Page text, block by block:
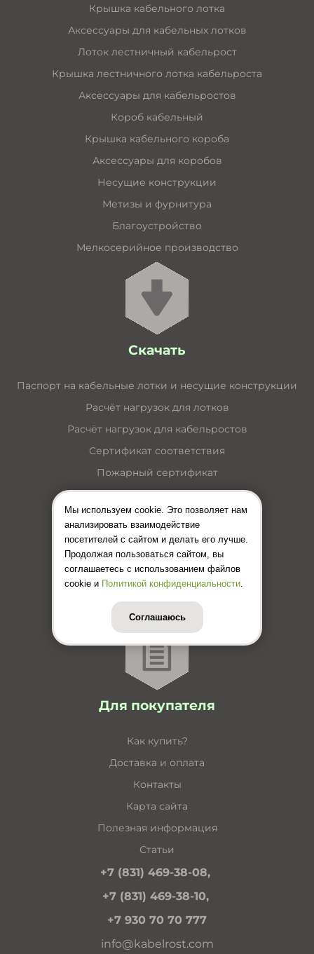
Крышка кабельного лотка
Аксессуары для кабельных лотков
Лоток лестничный кабельрост
Крышка лестничного лотка кабельроста
Аксессуары для кабельростов
Короб кабельный
Крышка кабельного короба
Аксессуары для коробов
Несущие конструкции
Метизы и фурнитура
Благоустройство
Мелкосерийное производство
Скачать
Паспорт на кабельные лотки и несущие конструкции
Расчёт нагрузок для лотков
Расчёт нагрузок для кабельростов
Сертификат соответствия
Пожарный сертификат
Каталог кабельные лотки
Каталог лестничные лотки
Каталог кабельные короба
Каталог несущие конструкции
Инструкция по монтажу лотков
Цены (Прайс-лист)
Для покупателя
Как купить?
Доставка и оплата
Контакты
Карта сайта
Полезная информация
Статьи
+7 (831) 469-38-08,
+7 (831) 469-38-10,
+7 930 70 70 777
info@kabelrost.com
Мы используем cookie. Это позволяет нам
анализировать взаимодействие
посетителей с сайтом и делать его лучше.
Продолжая пользоваться сайтом, вы
соглашаетесь с использованием файлов
cookie и Политикой конфиденциальности.
Соглашаюсь